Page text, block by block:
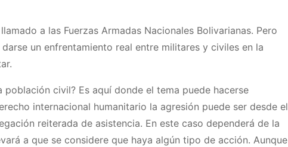
a las Fuerzas Armadas Nacionales Bolivarianas. Pero
un enfrentamiento real entre militares y civiles en la
civil? Es aquí donde el tema puede hacerse
internacional humanitario la agresión puede ser desde el
reiterada de asistencia. En este caso dependerá de la
a que se considere que haya algún tipo de acción. Aunque